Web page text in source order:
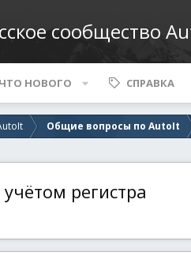
сообщество
ЧТО НОВОГО СПРАВКА
Общие вопросы по AutoIt
регистра